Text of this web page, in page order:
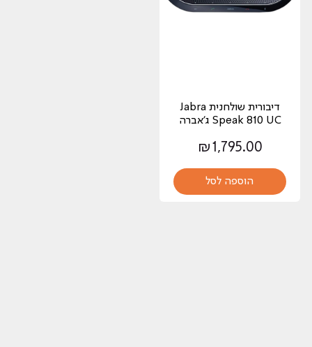
‏דיבורית שולחנית Jabra
Speak 810 UC ג'אברה
₪ 1,795.00
הוספה לסל